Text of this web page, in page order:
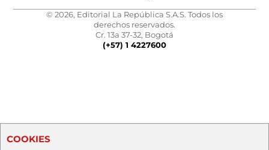
© 2026, Editorial La República S.A.S. Todos los
derechos reservados.
Cr. 13a 37-32, Bogotá
(+57) 1 4227600
COOKIES